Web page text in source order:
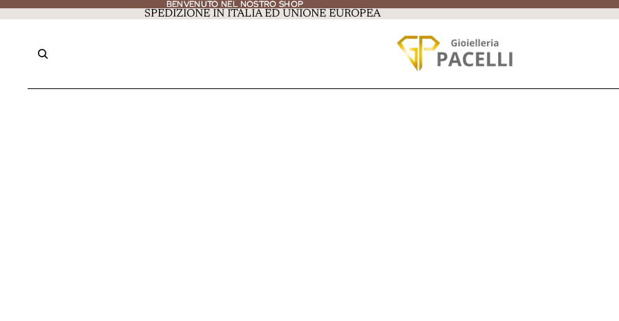
BENVENUTO NEL NOSTRO SHOP
BENVENUTO NEL NOSTRO SHOP
SPEDIZIONE IN ITALIA ED UNIONE EUROPEA